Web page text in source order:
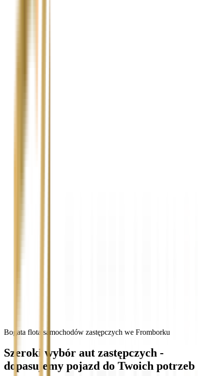
Bogata flota samochodów zastępczych we Fromborku
Szeroki wybór aut zastępczych -
dopasujemy pojazd do Twoich potrzeb